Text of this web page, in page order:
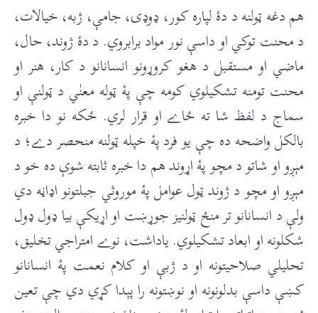
هم دغه ټولنه د دۀ لپاره کور، ډوډۍ، جامې، ژبه، خيالات،
د محنت توکي او داسې نور مواد برابروي. د دۀ ژوند، حال،
ماضي او مستقبل د هغو کروړونو انسانانو د کار، هنر او
محنت تومنه تشکيلوي کومه چې پۀ ټوله معنٰي د ټولنې او
سماج د لفظ شا ته ځاے او قرار لري. ځکه نو دا خبره
بالکل واضحه ده چې يو فرد پۀ خپله ټولنه منحصر دے؛ د
مېږو او شاتو د مچو پۀ اړوند هم دا خبره ثابته شوې ده خو د
مېږو او مچو د ژوند ټول عوامل پۀ موروثي جبلتونو اډاڼه دي
ولې د انسانانو تر منځ ټولنيز جوړښت او اړيکې بيا ډول ډول
شکلونه او ابعاد تشکيلوي. ياداشت، نوے امتراجي تخليق،
تحليلي صلاحيتونه او د ژبې او کلام نعمت پۀ انسانانو
کښې داسې بدلونونه او نوښتونه را پېدا کړي دي چې تعين